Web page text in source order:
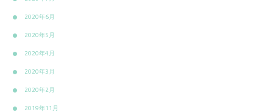
2020年6月
2020年5月
2020年4月
2020年3月
2020年2月
2019年11月